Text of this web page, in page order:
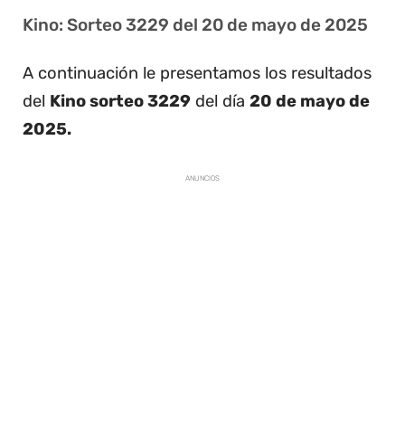
Kino: Sorteo 3229 del 20 de mayo de 2025
A continuación le presentamos los resultados
del Kino sorteo 3229 del día 20 de mayo de
2025.
ANUNCIOS